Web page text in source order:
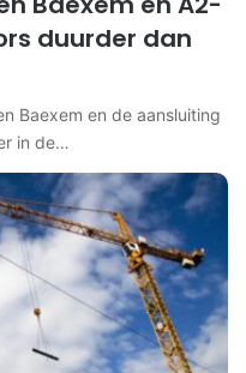
duurder dan
Baexem en de aansluiting
in de…